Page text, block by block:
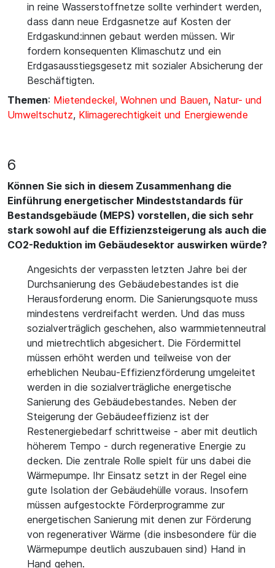
in reine Wasserstoffnetze sollte verhindert werden,
dass dann neue Erdgasnetze auf Kosten der
Erdgaskund:innen gebaut werden müssen. Wir
fordern konsequenten Klimaschutz und ein
Erdgasausstiegsgesetz mit sozialer Absicherung der
Beschäftigten.
Themen: Mietendeckel, Wohnen und Bauen, Natur- und
Umweltschutz, Klimagerechtigkeit und Energiewende
6
Können Sie sich in diesem Zusammenhang die
Einführung energetischer Mindeststandards für
Bestandsgebäude (MEPS) vorstellen, die sich sehr
stark sowohl auf die Effizienzsteigerung als auch die
CO2-Reduktion im Gebäudesektor auswirken würde?
Angesichts der verpassten letzten Jahre bei der
Durchsanierung des Gebäudebestandes ist die
Herausforderung enorm. Die Sanierungsquote muss
mindestens verdreifacht werden. Und das muss
sozialverträglich geschehen, also warmmietenneutral
und mietrechtlich abgesichert. Die Fördermittel
müssen erhöht werden und teilweise von der
erheblichen Neubau-Effizienzförderung umgeleitet
werden in die sozialverträgliche energetische
Sanierung des Gebäudebestandes. Neben der
Steigerung der Gebäudeeffizienz ist der
Restenergiebedarf schrittweise - aber mit deutlich
höherem Tempo - durch regenerative Energie zu
decken. Die zentrale Rolle spielt für uns dabei die
Wärmepumpe. Ihr Einsatz setzt in der Regel eine
gute Isolation der Gebäudehülle voraus. Insofern
müssen aufgestockte Förderprogramme zur
energetischen Sanierung mit denen zur Förderung
von regenerativer Wärme (die insbesondere für die
Wärmepumpe deutlich auszubauen sind) Hand in
Hand gehen.